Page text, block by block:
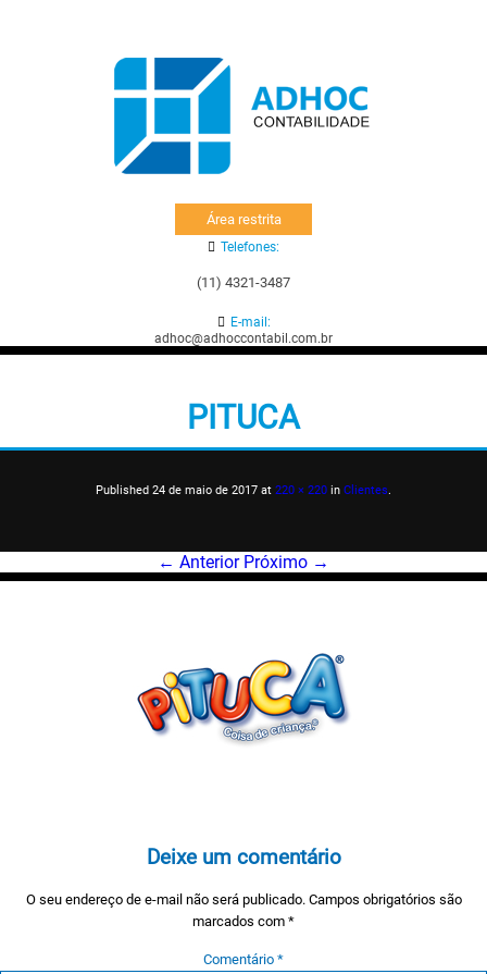
Área restrita
Telefones:
(11) 4321-3487
E-mail:
adhoc@adhoccontabil.com.br
PITUCA
Published 24 de maio de 2017 at 220 × 220 in Clientes.
← Anterior Próximo →
Deixe um comentário
O seu endereço de e-mail não será publicado. Campos obrigatórios são
marcados com *
Comentário *